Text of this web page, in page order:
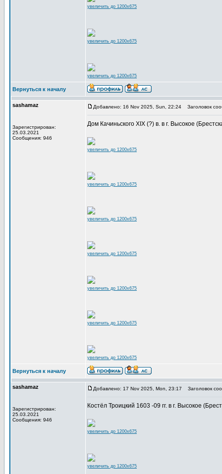
увеличить до 1200x675
увеличить до 1200x675
увеличить до 1200x675
Вернуться к началу
sashamaz
Зарегистрирован:
25.03.2021
Сообщения: 946
Добавлено: 16 Nov 2025, Sun, 22:24 Заголовок
Дом Качиньского XIX (?) в. в г. Высокое
увеличить до 1200x675
увеличить до 1200x675
увеличить до 1200x675
увеличить до 1200x675
увеличить до 1200x675
увеличить до 1200x675
увеличить до 1200x675
Вернуться к началу
sashamaz
Зарегистрирован:
25.03.2021
Сообщения: 946
Добавлено: 17 Nov 2025, Mon, 23:17 Заголовок
Костёл Троицкий 1603 -09 гг. в г. Высокое
увеличить до 1200x675
увеличить до 1200x675